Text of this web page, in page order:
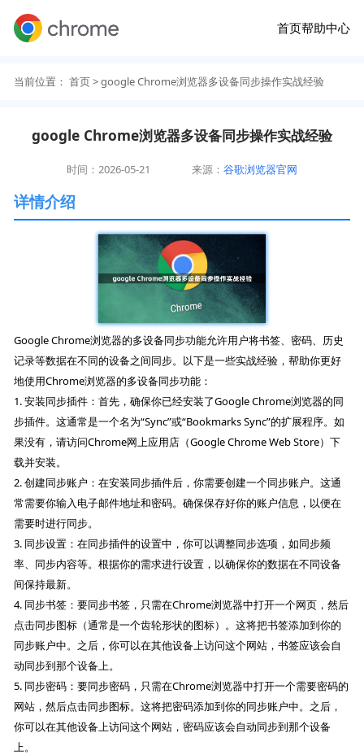
首页帮助中心
当前位置： 首页> google Chrome浏览器多设备同步操作实战经验
google Chrome浏览器多设备同步操作实战经验
时间：2026-05-21 来源：谷歌浏览器官网
详情介绍
Google Chrome浏览器的多设备同步功能允许用户将书签、密码、历史
记录等数据在不同的设备之间同步。以下是一些实战经验，帮助你更好
地使用Chrome浏览器的多设备同步功能：
1. 安装同步插件：首先，确保你已经安装了Google Chrome浏览器的同
步插件。这通常是一个名为“Sync”或“Bookmarks Sync”的扩展程序。如
果没有，请访问Chrome网上应用店（Google Chrome Web Store）下
载并安装。
2. 创建同步账户：在安装同步插件后，你需要创建一个同步账户。这通
常需要你输入电子邮件地址和密码。确保保存好你的账户信息，以便在
需要时进行同步。
3. 同步设置：在同步插件的设置中，你可以调整同步选项，如同步频
率、同步内容等。根据你的需求进行设置，以确保你的数据在不同设备
间保持最新。
4. 同步书签：要同步书签，只需在Chrome浏览器中打开一个网页，然后
点击同步图标（通常是一个齿轮形状的图标）。这将把书签添加到你的
同步账户中。之后，你可以在其他设备上访问这个网站，书签应该会自
动同步到那个设备上。
5. 同步密码：要同步密码，只需在Chrome浏览器中打开一个需要密码的
网站，然后点击同步图标。这将把密码添加到你的同步账户中。之后，
你可以在其他设备上访问这个网站，密码应该会自动同步到那个设备
上。